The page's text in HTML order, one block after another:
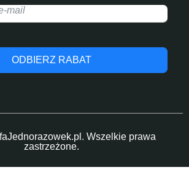
ODBIERZ RABAT
Wszelkie prawa
zastrzeżone.